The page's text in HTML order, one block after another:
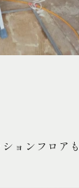
ョンフロア